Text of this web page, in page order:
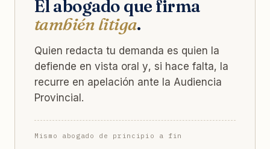
El abogado que firma
también litiga.
Quien redacta tu demanda es quien la
defiende en vista oral y, si hace falta, la
recurre en apelación ante la Audiencia
Provincial.
Mismo abogado de principio a fin